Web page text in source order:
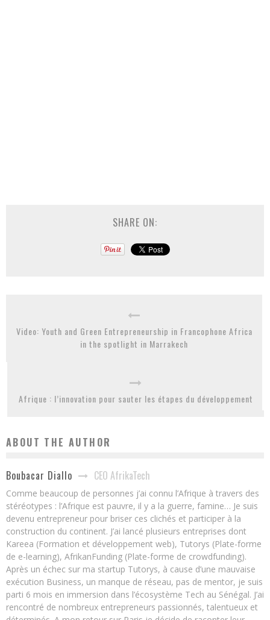
SHARE ON:
Video: Youth and Green Entrepreneurship in Francophone Africa
in the spotlight in Marrakech
Afrique : l’innovation pour sauter les étapes du développement
ABOUT THE AUTHOR
Boubacar Diallo CEO AfrikaTech
Comme beaucoup de personnes j’ai connu l’Afrique à travers des
stéréotypes : l’Afrique est pauvre, il y a la guerre, famine… Je suis
devenu entrepreneur pour briser ces clichés et participer à la
construction du continent. J’ai lancé plusieurs entreprises dont
Kareea (Formation et développement web), Tutorys (Plate-forme
de e-learning), AfrikanFunding (Plate-forme de crowdfunding).
Après un échec sur ma startup Tutorys, à cause d’une mauvaise
exécution Business, un manque de réseau, pas de mentor, je suis
parti 6 mois en immersion dans l’écosystème Tech au Sénégal. J’ai
rencontré de nombreux entrepreneurs passionnés, talentueux et